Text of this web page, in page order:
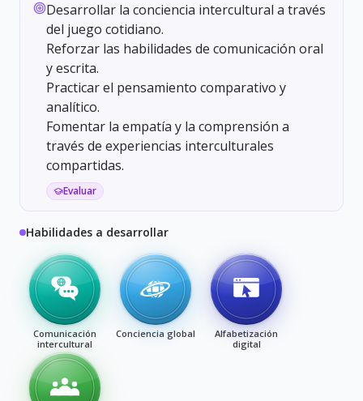
Desarrollar la conciencia intercultural a través
del juego cotidiano.
Reforzar las habilidades de comunicación oral
y escrita.
Practicar el pensamiento comparativo y
analítico.
Fomentar la empatía y la comprensión a
través de experiencias interculturales
compartidas.
Evaluar
Habilidades a desarrollar
Comunicación
intercultural
Conciencia global
Alfabetización
digital